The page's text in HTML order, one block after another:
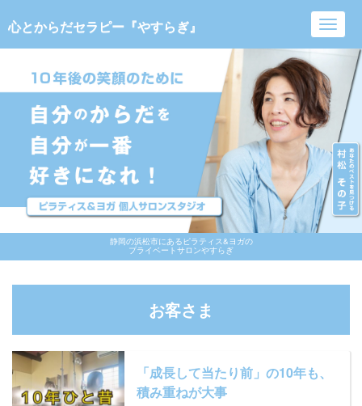
静岡の浜松市にあるピラティス&ヨガの
プライベートサロンやすらぎ
心とからだセラピー『やすらぎ』
お客さま
「成長して当たり前」の10年も、
積み重ねが大事